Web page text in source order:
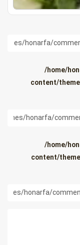
/home/
content/
/home/
content/